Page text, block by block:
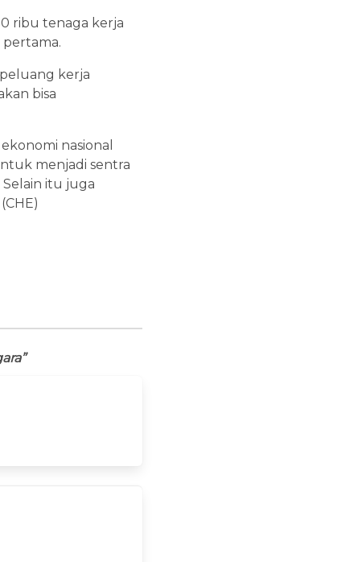
ribu tenaga kerja
pertama.
kerja
bisa
nasional
menjadi sentra
itu juga